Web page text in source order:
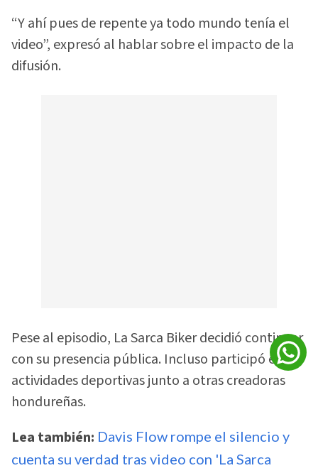
“Y ahí pues de repente ya todo mundo tenía el
video”, expresó al hablar sobre el impacto de la
difusión.
Pese al episodio, La Sarca Biker decidió continuar
con su presencia pública. Incluso participó en
actividades deportivas junto a otras creadoras
hondureñas.
Lea también: Davis Flow rompe el silencio y
cuenta su verdad tras video con 'La Sarca